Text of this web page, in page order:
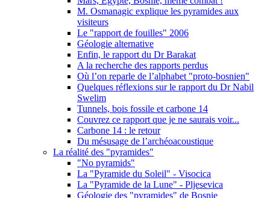
M. Osmanagic explique les pyramides aux
visiteurs
Le "rapport de fouilles" 2006
Géologie alternative
Enfin, le rapport du Dr Barakat
A la recherche des rapports perdus
Où l’on reparle de l’alphabet "proto-bosnien"
Quelques réflexions sur le rapport du Dr Nabil
Swelim
Tunnels, bois fossile et carbone 14
Couvrez ce rapport que je ne saurais voir...
Carbone 14 : le retour
Du mésusage de l’archéoacoustique
La réalité des "pyramides"
"No pyramids"
La "Pyramide du Soleil" - Visocica
La "Pyramide de la Lune" - Pljesevica
Géologie des "pyramides" de Bosnie